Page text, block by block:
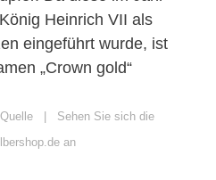
Heinrich VII als
eingeführt wurde, ist
„Crown gold“
| Sehen Sie sich die
an